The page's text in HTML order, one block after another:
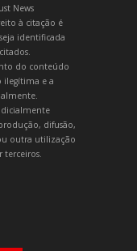
News
à citação é
identificada
do conteúdo
ilegítima e a
difusão,
outra utilização